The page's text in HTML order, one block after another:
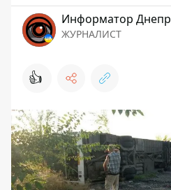
Информатор Днепр
ЖУРНАЛИСТ
👍